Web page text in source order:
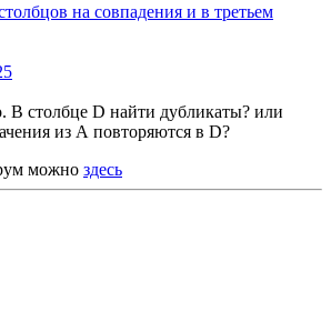
на совпадения и в третьем
В столбце D найти дубликаты? или
из А повторяются в D?
можно здесь